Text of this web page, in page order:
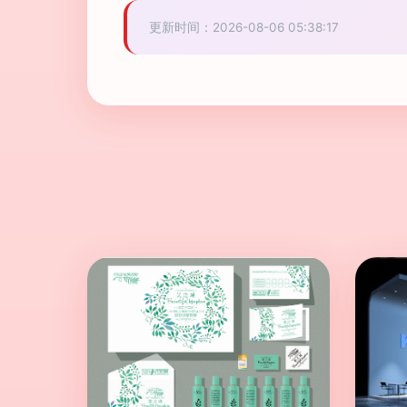
更新时间：2026-08-06 05:38:17